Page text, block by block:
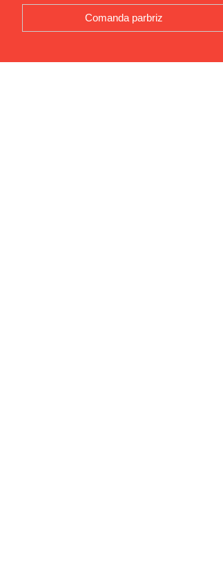
Comanda parbriz